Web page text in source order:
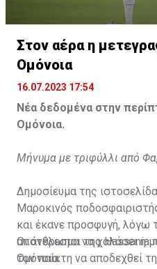
Στον αέρα η
Ομόνοια
16.07.2023 17:54
Νέα δεδομένα στην
Ομόνοια.
Μήνυμα με τριφύλλι από
Δημοσίευμα της
Μαροκινός
και έκανε προσφυγή, λόγω
αποτέλεσμα να χαλάσει η
Ομόνοια.
Οι άνθρωποι της Hassania
τον παίκτη να αποδεχθεί